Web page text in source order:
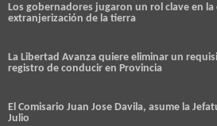
Los gobernadores jugaron un rol clave en
extranjerización de la tierra
La Libertad Avanza quiere eliminar un
registro de conducir en Provincia
El Comisario Juan Jose Davila, asume la
Julio